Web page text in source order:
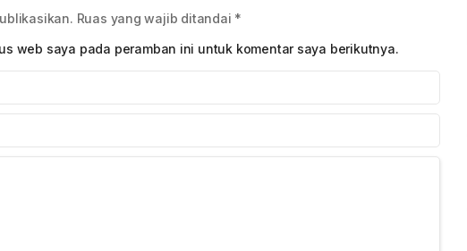
Ruas yang wajib ditandai *
web saya pada peramban ini untuk komentar saya berikutnya.